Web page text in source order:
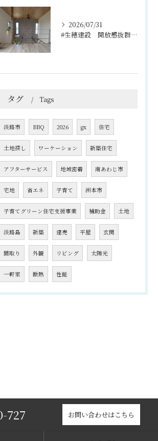
2026/07/31
#生穂建設 開放感抜群の吹き抜けと2階のフリースペース🌿
タグ Tags
淡路市 BBQ 2026 gx 住宅
土地探し ワーケーション 新築住宅
アフターサービス 地域密着 南あわじ市
宅地 省エネ 子育て 洲本市
子育てグリーン住宅支援事業 補助金 土地
淡路島 新築 建売 平屋 玄関
間取り 外観 リビング 太陽光
一軒家 断熱 性能
727 お問い合わせはこちら